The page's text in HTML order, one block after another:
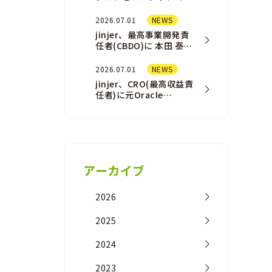
Assistant（AIアシスタ
ント）」機能を一部ユ
ー…
2026.07.01 NEWS
jinjer、最高事業開発責
任者(CBDO)に 本田 泰佑
2026.07.01 NEWS
jinjer、CRO(最高収益責
任者)に元Oracle
アーカイブ
2026
2025
2024
2023